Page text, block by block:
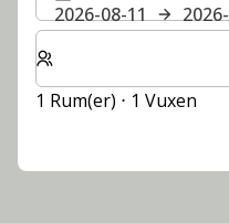
2026-08-11
Välj antal rum och
1 Rum(er) ⋅ 1 Vuxen